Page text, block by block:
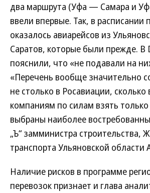
два маршрута (Уфа — Самара и
ввели впервые. Так, в расписании
оказалось авиарейсов из
Саратов, которые были прежде. В
пояснили, что «не подавали на
«Перечень вообще значительно
не столько в Росавиации, сколько
компаниям по силам взять
выбраны наиболее
„Ъ“ замминистра строительства,
транспорта Ульяновской области
Наличие рисков в программе
перевозок признает и глава